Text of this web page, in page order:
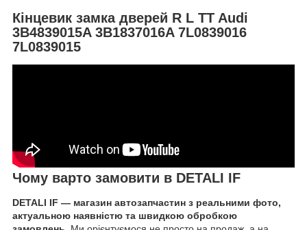
Кінцевик замка дверей R L TT Audi
3B4839015A 3B1837016A 7L0839016
7L0839015
Чому варто замовити в DETALI IF
DETALI IF — магазин автозапчастин з реальними фото,
актуальною наявністю та швидкою обробкою